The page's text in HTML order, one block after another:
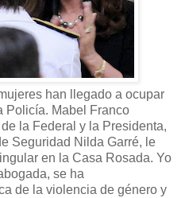
han llegado a ocupar
Policía. Mabel Franco
la Federal y la Presidenta,
Seguridad Nilda Garré, le
en la Casa Rosada. Yo
se ha
de la violencia de género y